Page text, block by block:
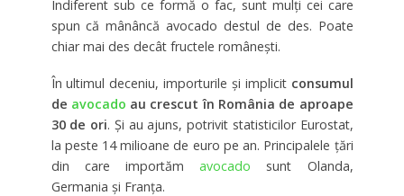
Indiferent sub ce formă o fac, sunt mulţi cei care
spun că mânâncă avocado destul de des. Poate
chiar mai des decât fructele româneşti.
În ultimul deceniu, importurile şi implicit consumul
de avocado au crescut în România de aproape
30 de ori. Şi au ajuns, potrivit statisticilor Eurostat,
la peste 14 milioane de euro pe an. Principalele țări
din care importămavocado sunt Olanda,
Germania și Franța.